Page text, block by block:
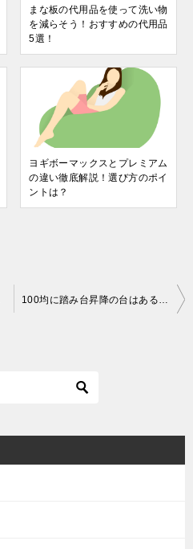
まな板の代用品を使って洗い物
を減らそう！おすすめの代用品
5選！
ヨギボーマックスとプレミアム
の違い徹底解説！選び方のポイ
ントは？
100均に踏み台昇降の台はある？手作りで代用するならこれ！